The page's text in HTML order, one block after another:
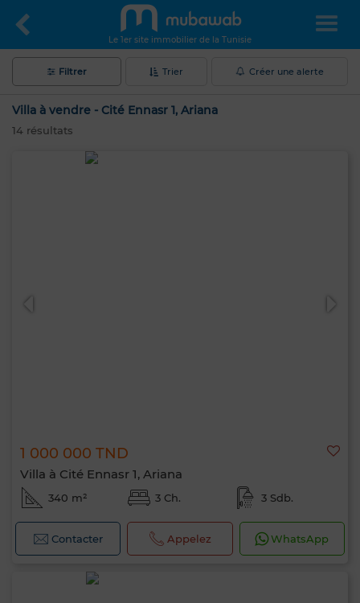
Le 1er site immobilier de la Tunisie
Filtrer Trier Créer une alerte
Villa à vendre - Cité Ennasr 1, Ariana
14 résultats
1 000 000 TND
Villa à Cité Ennasr 1, Ariana
340 m² 3 Ch. 3 Sdb.
Contacter Appelez WhatsApp